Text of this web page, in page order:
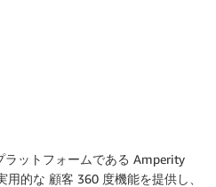
ラットフォームである Amperity
的な 顧客 360 度機能を提供し、